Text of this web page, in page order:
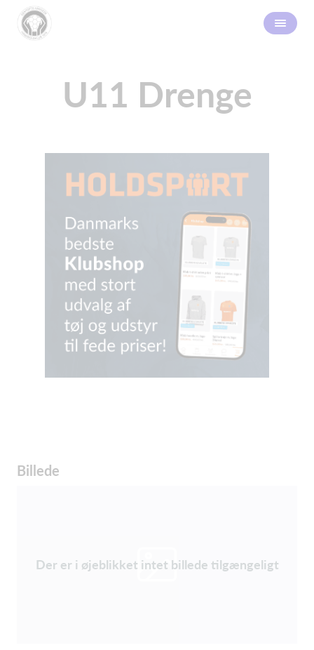
U11 Drenge
Billede
Der er i øjeblikket intet billede tilgængeligt